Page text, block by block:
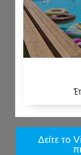
Δείτε το